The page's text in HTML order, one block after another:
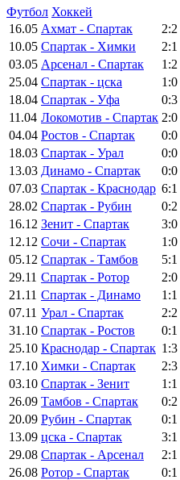
Футбол Хоккей
16.05 Ахмат - Спартак 2:2
10.05 Спартак - Химки 2:1
03.05 Арсенал - Спартак 1:2
25.04 Спартак - цска 1:0
18.04 Спартак - Уфа 0:3
11.04 Локомотив - Спартак 2:0
04.04 Ростов - Спартак 0:0
18.03 Спартак - Урал 0:0
13.03 Динамо - Спартак 0:0
07.03 Спартак - Краснодар 6:1
28.02 Спартак - Рубин 0:2
16.12 Зенит - Спартак 3:0
12.12 Сочи - Спартак 1:0
05.12 Спартак - Тамбов 5:1
29.11 Спартак - Ротор 2:0
21.11 Спартак - Динамо 1:1
07.11 Урал - Спартак 2:2
31.10 Спартак - Ростов 0:1
25.10 Краснодар - Спартак 1:3
17.10 Химки - Спартак 2:3
03.10 Спартак - Зенит 1:1
26.09 Тамбов - Спартак 0:2
20.09 Рубин - Спартак 0:1
13.09 цска - Спартак 3:1
29.08 Спартак - Арсенал 2:1
26.08 Ротор - Спартак 0:1